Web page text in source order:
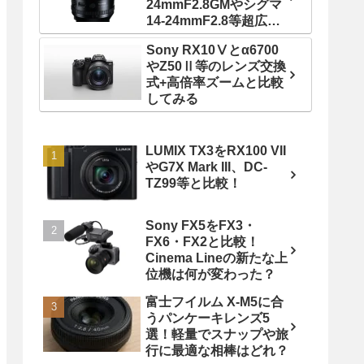
24mmF2.8GMやシグマ
14-24mmF2.8等超広角
ズームレンズと比較！
Sony RX10Ⅴとα6700
やZ50Ⅱ等のレンズ交換
式+高倍率ズームと比較
してみる
LUMIX TX3をRX100 VII
やG7X Mark III、DC-
TZ99等と比較！
Sony FX5をFX3・
FX6・FX2と比較！
Cinema Lineの新たな上
位機は何が変わった？
富士フイルム X-M5に合
うパンケーキレンズ5
選！軽量でスナップや旅
行に最適な相棒はどれ？